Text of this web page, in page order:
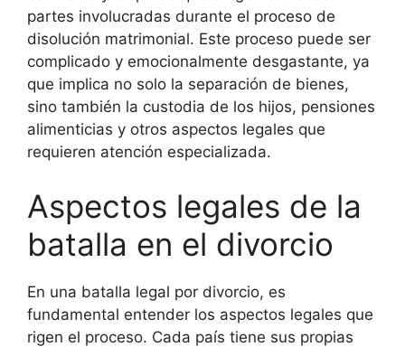
partes involucradas durante el proceso de
disolución matrimonial. Este proceso puede ser
complicado y emocionalmente desgastante, ya
que implica no solo la separación de bienes,
sino también la custodia de los hijos, pensiones
alimenticias y otros aspectos legales que
requieren atención especializada.
Aspectos legales de la
batalla en el divorcio
En una batalla legal por divorcio, es
fundamental entender los aspectos legales que
rigen el proceso. Cada país tiene sus propias